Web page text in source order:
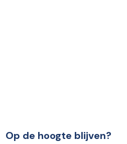
Op de hoogte blijven?